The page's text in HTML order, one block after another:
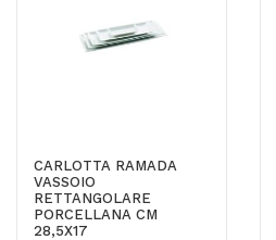
CARLOTTA RAMADA
VASSOIO
RETTANGOLARE
PORCELLANA CM
28,5X17